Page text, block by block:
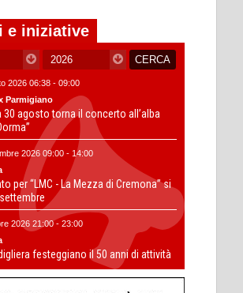
e iniziative
2026 06:38 - 09:00
Parmigiano
30 agosto torna il concerto all’alba
2026 09:00 - 14:00
per “LMC - La Mezza di Cremona” si
2026 21:00 - 23:00
festeggiano il 50 anni di attività